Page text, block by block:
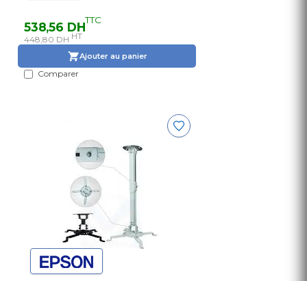
538,56 DHTTC
448,80 DH HT
Ajouter au panier
Comparer